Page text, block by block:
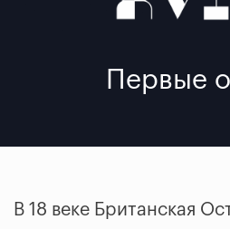
Первые
В 18 веке Британская